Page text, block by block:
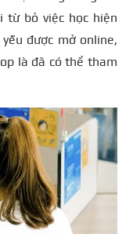
từ bỏ việc học hiện
được mở online,
là đã có thể tham